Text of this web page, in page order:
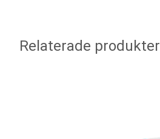
Relaterade produkter